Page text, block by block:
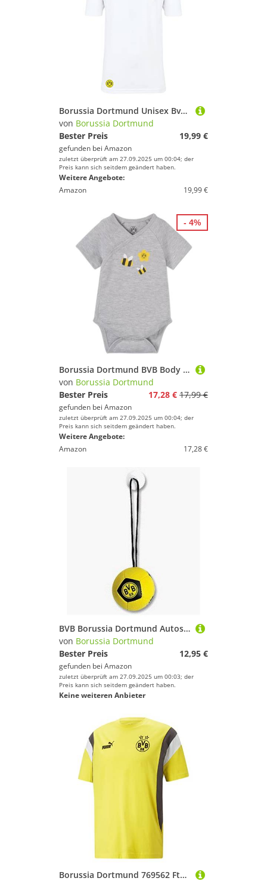
wünschen Dir weiter viel Spaß und Erfolg beim
Wassersportausrüstung von Borussia
Dortmund
Trinkflaschen & Trinksysteme von Borussia
Schläger & Stöcke von Borussia Dortmund
Borussia Dortmund Unisex Bvb T-shirt Schlotterbeck Comic T Shirt, Weiß, L EU
von Borussia Dortmund
Bester Preis
19,99 €
gefunden bei Amazon
zuletzt überprüft am 27.09.2025 um 00:04; der
Preis kann sich seitdem geändert haben.
Weitere Angebote:
Amazon
19,99 €
Borussia Dortmund BVB Body Bienen, Logo grau Gr. 62/68
von Borussia Dortmund
Bester Preis
17,28 € 17,99 €
gefunden bei Amazon
zuletzt überprüft am 27.09.2025 um 00:04; der
Preis kann sich seitdem geändert haben.
Weitere Angebote:
Amazon
17,28 €
- 4%
BVB Borussia Dortmund Autospiegelball
von Borussia Dortmund
Bester Preis
12,95 €
gefunden bei Amazon
zuletzt überprüft am 27.09.2025 um 00:03; der
Preis kann sich seitdem geändert haben.
Keine weiteren Anbieter
Borussia Dortmund 769562 FtblArchive Tee T-Shirt Men's 0 S